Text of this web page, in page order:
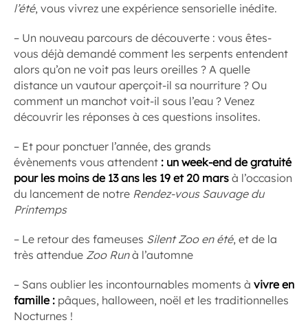
l’été, vous vivrez une expérience sensorielle inédite.
– Un nouveau parcours de découverte : vous êtes-
vous déjà demandé comment les serpents entendent
alors qu’on ne voit pas leurs oreilles ? A quelle
distance un vautour aperçoit-il sa nourriture ? Ou
comment un manchot voit-il sous l’eau ? Venez
découvrir les réponses à ces questions insolites.
– Et pour ponctuer l’année, des grands
évènements vous attendent : un week-end de gratuité
pour les moins de 13 ans les 19 et 20 mars à l’occasion
du lancement de notre Rendez-vous Sauvage du
Printemps
– Le retour des fameuses Silent Zoo en été, et de la
très attendue Zoo Runà l’automne
– Sans oublier les incontournables moments à vivre en
famille : pâques, halloween, noël et les traditionnelles
Nocturnes !